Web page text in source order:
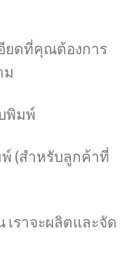
อียดที่คุณต้องการ
ม
พิมพ์
(สำหรับลูกค้าที่
เราจะผลิตและจัด